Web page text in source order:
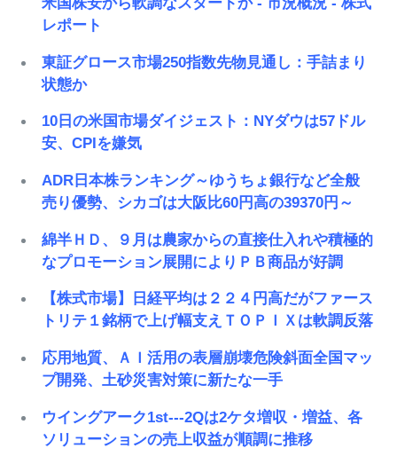
レポート
東証グロース市場250指数先物見通し：手詰まり
状態か
10日の米国市場ダイジェスト：NYダウは57ドル
安、CPIを嫌気
ADR日本株ランキング～ゆうちょ銀行など全般
売り優勢、シカゴは大阪比60円高の39370円～
綿半ＨＤ、９月は農家からの直接仕入れや積極的
なプロモーション展開によりＰＢ商品が好調
【株式市場】日経平均は２２４円高だがファース
トリテ１銘柄で上げ幅支えＴＯＰＩＸは軟調反落
応用地質、ＡＩ活用の表層崩壊危険斜面全国マッ
プ開発、土砂災害対策に新たな一手
ウイングアーク1st---2Qは2ケタ増収・増益、各
ソリューションの売上収益が順調に推移